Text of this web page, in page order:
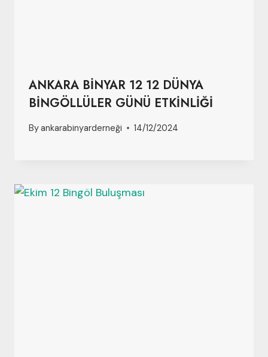
ANKARA BİNYAR 12 12 DÜNYA
BİNGÖLLÜLER GÜNÜ ETKİNLİĞİ
Byankarabinyarderneği 14/12/2024